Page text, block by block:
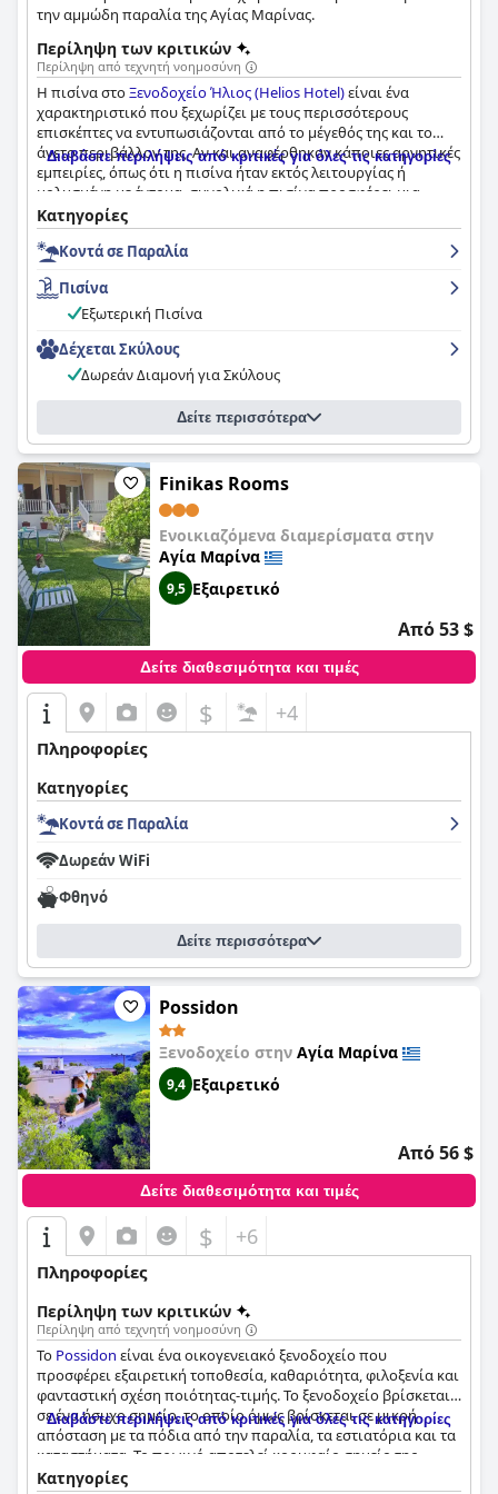
την αμμώδη παραλία της Αγίας Μαρίνας.
Περίληψη των κριτικών
Περίληψη από τεχνητή νοημοσύνη
Η πισίνα στοΞενοδοχείο Ήλιος (Helios Hotel)είναι ένα
χαρακτηριστικό που ξεχωρίζει με τους περισσότερους
επισκέπτες να εντυπωσιάζονται από το μέγεθός της και το
άνετο περιβάλλον της. Αν και αναφέρθηκαν κάποιες αρνητικές
εμπειρίες, όπως ότι η πισίνα ήταν εκτός λειτουργίας ή
μολυσμένη με έντομα, συνολικά η πισίνα προσφέρει μια
αναζωογονητική και ευχάριστη εμπειρία για τους επισκέπτες.
Διαβάστε περιλήψεις από κριτικές για όλες τις κατηγορίες
Κατηγορίες
Κοντά σε Παραλία
Πισίνα
Εξωτερική Πισίνα
Δέχεται Σκύλους
Δωρεάν Διαμονή για Σκύλους
Δείτε περισσότερα
Finikas Rooms
Ενοικιαζόμενα διαμερίσματα στην
Αγία Μαρίνα
9,5 Εξαιρετικό
Από 53 $
Δείτε διαθεσιμότητα και τιμές
$ +4
Πληροφορίες
Κατηγορίες
Κοντά σε Παραλία
Δωρεάν WiFi
Φθηνό
Δείτε περισσότερα
Possidon
Ξενοδοχείο στην Αγία Μαρίνα
9,4 Εξαιρετικό
Από 56 $
Δείτε διαθεσιμότητα και τιμές
$ +6
Πληροφορίες
Περίληψη των κριτικών
Περίληψη από τεχνητή νοημοσύνη
Το Possidon είναι ένα οικογενειακό ξενοδοχείο που
προσφέρει εξαιρετική τοποθεσία, καθαριότητα, φιλοξενία και
φανταστική σχέση ποιότητας-τιμής. Το ξενοδοχείο βρίσκεται
σε ένα ήσυχο σημείο, το οποίο όμως βρίσκεται σε μικρή
απόσταση με τα πόδια από την παραλία, τα εστιατόρια και τα
καταστήματα. Το πρωινό αποτελεί κορυφαίο σημείο της
διαμονής με τους επισκέπτες να παραληρούν για το φρέσκο
Διαβάστε περιλήψεις από κριτικές για όλες τις κατηγορίες
Κατηγορίες